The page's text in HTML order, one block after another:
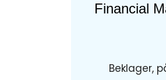
Financial
Beklager,